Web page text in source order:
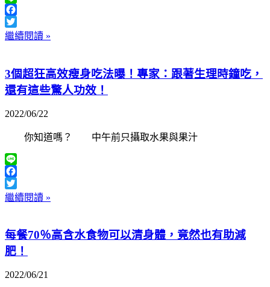
Line
Facebook
Twitter
繼續閱讀 »
3個超狂高效瘦身吃法曝！專家：跟著生理時鐘吃，
還有這些驚人功效！
2022/06/22
你知道嗎？ 中午前只攝取水果與果汁
Line
Facebook
Twitter
繼續閱讀 »
每餐70％高含水食物可以清身體，竟然也有助減
肥！
2022/06/21